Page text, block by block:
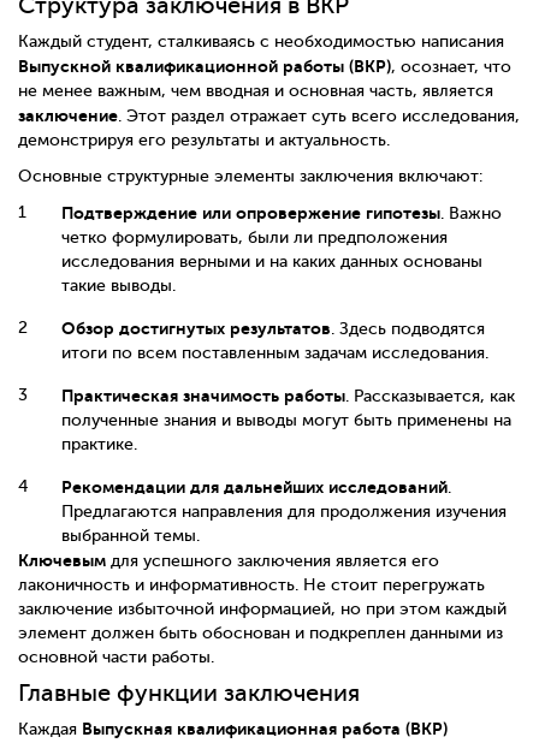
Каждый студент, сталкиваясь с необходимостью написания
Выпускной квалификационной работы (ВКР), осознает, что
не менее важным, чем вводная и основная часть, является
заключение . Этот раздел отражает суть всего исследования,
демонстрируя его результаты и актуальность.
Основные структурные элементы заключения включают:
Подтверждение или опровержение гипотезы . Важно
четко формулировать, были ли предположения
исследования верными и на каких данных основаны
такие выводы.
Обзор достигнутых результатов . Здесь подводятся
итоги по всем поставленным задачам исследования.
Практическая значимость работы . Рассказывается, как
полученные знания и выводы могут быть применены на
практике.
Рекомендации для дальнейших исследований
Предлагаются направления для продолжения изучения
выбранной темы.
Ключевым для успешного заключения является его
лаконичность и информативность. Не стоит перегружать
заключение избыточной информацией, но при этом каждый
элемент должен быть обоснован и подкреплен данными из
основной части работы.
Главные функции заключения
Каждая Выпускная квалификационная работа (ВКР)